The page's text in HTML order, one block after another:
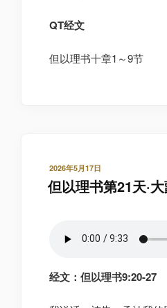
QT经文
但以理书十章1～9节
发
布
于
2026年5月17日
但以理书第21天·
经文：但以理书9:20-27